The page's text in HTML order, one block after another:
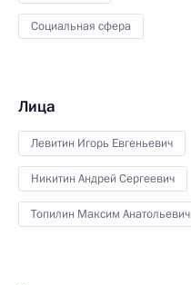
Социальная сфера
Лица
Левитин Игорь Евгеньевич
Никитин Андрей Сергеевич
Топилин Максим Анатольевич